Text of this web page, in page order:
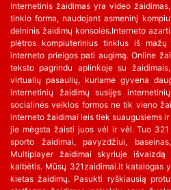
Internetinis žaidimas yra video
tinklo forma, naudojant asmeninį
delninis žaidimų konsolės.Interneto
plėtros kompiuterinius tinklus iš
interneto prieigos pati augimą. Online
teksto pagrindu aplinkoje su
virtualių pasaulių, kuriame gyvena
internetinių žaidimų susijęs
socialinės veiklos formos ne tik vieno
interneto žaidimai leis tiek suaugusiems
jie mėgsta žaisti juos vėl ir vėl. Tuo
sporto žaidimai, pavyzdžiui,
Multiplayer žaidimai skyriuje
kalbėtis. Mūsų 321zaidimai.lt katalogas
kietas žaidimų. Pasukti ryškiausią